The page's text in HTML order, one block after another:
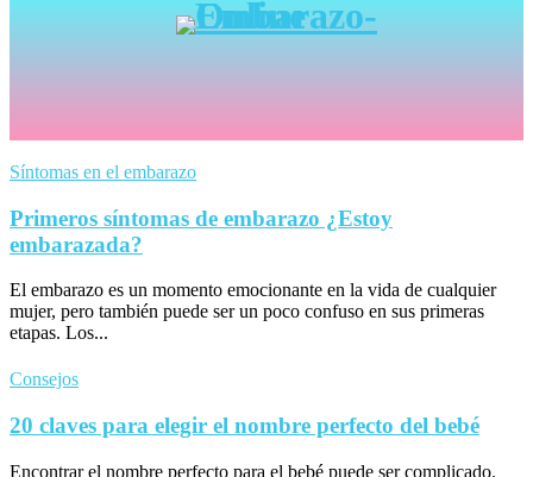
Síntomas en el embarazo
Primeros síntomas de embarazo ¿Estoy
embarazada?
El embarazo es un momento emocionante en la vida de cualquier
mujer, pero también puede ser un poco confuso en sus primeras
etapas. Los...
Consejos
20 claves para elegir el nombre perfecto del bebé
Encontrar el nombre perfecto para el bebé puede ser complicado.